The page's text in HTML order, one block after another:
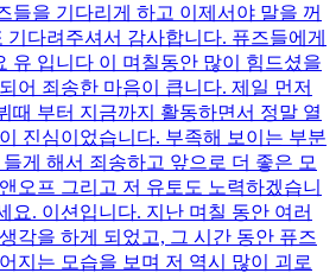
들을 기다리게 하고 이제서야 말을 꺼
기다려주셔서 감사합니다. 퓨즈들에게
유 입니다 이 며칠동안 많이 힘드셨을
어 죄송한 마음이 큽니다. 제일 먼저
때 부터 지금까지 활동하면서 정말 열
진심이었습니다. 부족해 보이는 부분
게 해서 죄송하고 앞으로 더 좋은 모
오프 그리고 저 유토도 노력하겠습니
요. 이션입니다. 지난 며칠 동안 여러
각을 하게 되었고, 그 시간 동안 퓨즈
지는 모습을 보며 저 역시 많이 괴로